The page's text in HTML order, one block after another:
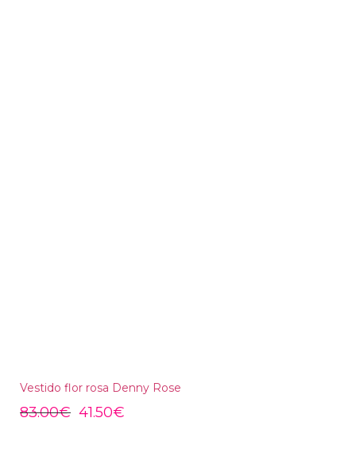
Vestido flor rosa Denny Rose
83.00€ 41.50€